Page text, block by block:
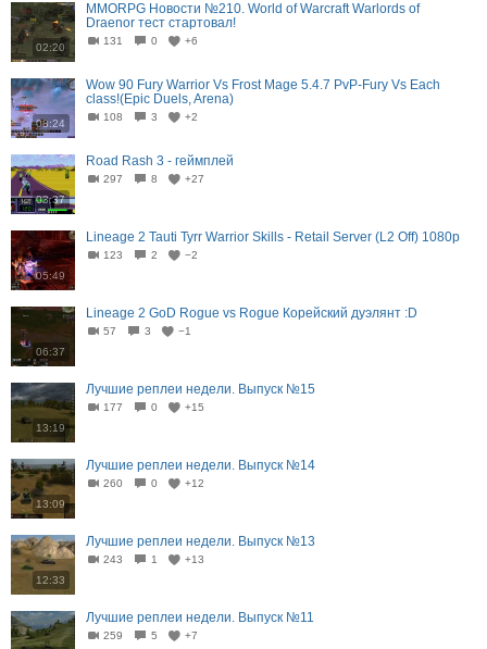
02:20
MMORPG Новости №210. World of Warcraft Warlords of
Draenor тест стартовал!
131 0 +6
08:24
Wow 90 Fury Warrior Vs Frost Mage 5.4.7 PvP-Fury Vs Each
class!(Epic Duels, Arena)
108 3 +2
03:37
Road Rash 3 - геймплей
297 8 +27
05:49
Lineage 2 Tauti Tyrr Warrior Skills - Retail Server (L2 Off) 1080p
123 2 −2
06:37
Lineage 2 GoD Rogue vs Rogue Корейский дуэлянт :D
57 3 −1
13:19
Лучшие реплеи недели. Выпуск №15
177 0 +15
13:09
Лучшие реплеи недели. Выпуск №14
260 0 +12
12:33
Лучшие реплеи недели. Выпуск №13
243 1 +13
Лучшие реплеи недели. Выпуск №11
259 5 +7